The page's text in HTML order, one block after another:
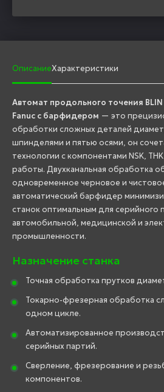
ОписаниеХарактеристики
Автомат продольного точения BLIN
Fanuc с барфидером — это
обработки сложных деталей
шпинделями и пятью осями, он
технологии с компонентами NSK,
работы. Двухканальная обработка
одновременное черновое и
автоматический барфидер
станок оптимальным для серийного
автомобильной, медицинской и
промышленности.
Назначение станка
Точная обработка прутков
Токарно-фрезерная обработка
одном цикле.
Автоматизированное
серийных партий.
Сверление, фрезерование и
компонентов.